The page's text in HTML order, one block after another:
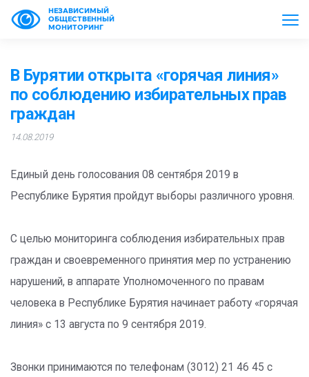
НЕЗАВИСИМЫЙ
ОБЩЕСТВЕННЫЙ
МОНИТОРИНГ
В Бурятии открыта «горячая линия»
по соблюдению избирательных прав
граждан
14.08.2019
Единый день голосования 08 сентября 2019 в
Республике Бурятия пройдут выборы различного уровня.
С целью мониторинга соблюдения избирательных прав
граждан и своевременного принятия мер по устранению
нарушений, в аппарате Уполномоченного по правам
человека в Республике Бурятия начинает работу «горячая
линия» с 13 августа по 9 сентября 2019.
Звонки принимаются по телефонам (3012) 21 46 45 с